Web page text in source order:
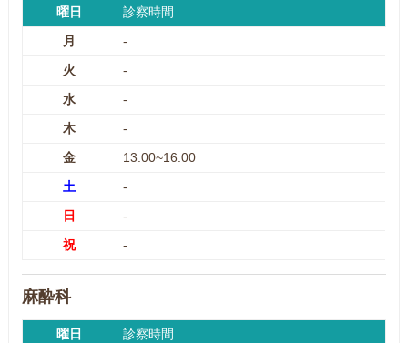
曜日
診察時間
月
-
火
-
水
-
木
-
金
13:00~16:00
土
-
日
-
祝
-
麻酔科
曜日
診察時間